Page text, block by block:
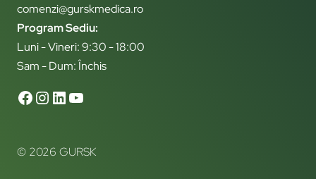
comenzi@gurskmedica.ro
Program Sediu:
Luni - Vineri: 9:30 - 18:00
Sam - Dum: Închis
© 2026 GURSK